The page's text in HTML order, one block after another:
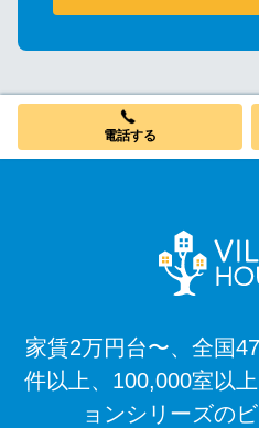
電話する
家賃2万円台〜、全国
件以上、100,000室以
ョンシリーズの